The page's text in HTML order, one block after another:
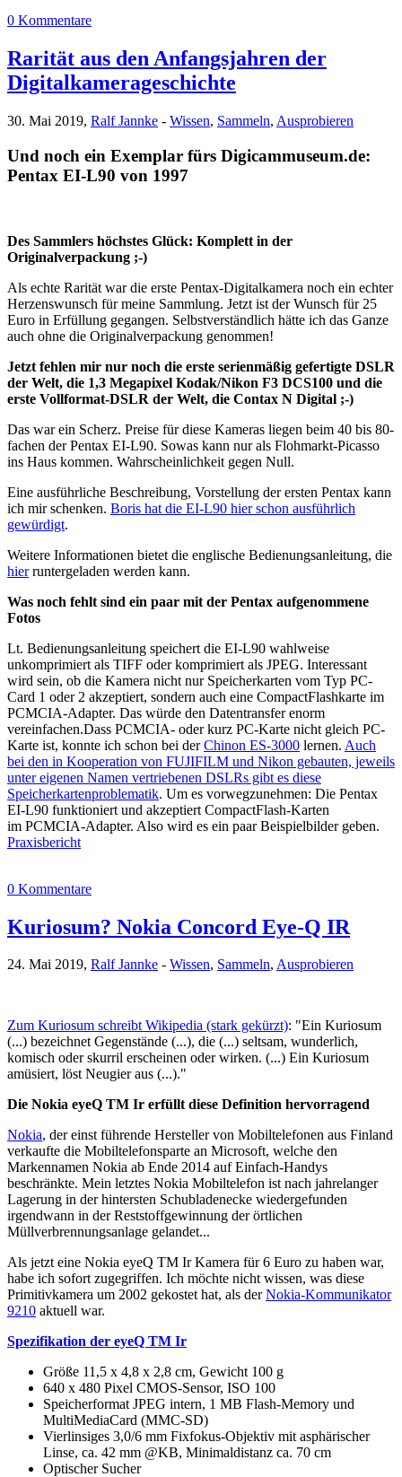
0 Kommentare
Rarität aus den Anfangsjahren der
Digitalkamerageschichte
30. Mai 2019, Ralf Jannke - Wissen, Sammeln, Ausprobieren
Und noch ein Exemplar fürs Digicammuseum.de:
Pentax EI-L90 von 1997
Des Sammlers höchstes Glück: Komplett in der
Originalverpackung ;-)
Als echte Rarität war die erste Pentax-Digitalkamera noch ein echter
Herzenswunsch für meine Sammlung. Jetzt ist der Wunsch für 25
Euro in Erfüllung gegangen. Selbstverständlich hätte ich das Ganze
auch ohne die Originalverpackung genommen!
Jetzt fehlen mir nur noch die erste serienmäßig gefertigte DSLR
der Welt, die 1,3 Megapixel Kodak/Nikon F3 DCS100 und die
erste Vollformat-DSLR der Welt, die Contax N Digital ;-)
Das war ein Scherz. Preise für diese Kameras liegen beim 40 bis 80-
fachen der Pentax EI-L90. Sowas kann nur als Flohmarkt-Picasso
ins Haus kommen. Wahrscheinlichkeit gegen Null.
Eine ausführliche Beschreibung, Vorstellung der ersten Pentax kann
ich mir schenken. Boris hat die EI-L90 hier schon ausführlich
gewürdigt.
Weitere Informationen bietet die englische Bedienungsanleitung, die
hierruntergeladen werden kann.
Was noch fehlt sind ein paar mit der Pentax aufgenommene
Fotos
Lt. Bedienungsanleitung speichert die EI-L90 wahlweise
unkomprimiert als TIFF oder komprimiert als JPEG. Interessant
wird sein, ob die Kamera nicht nur Speicherkarten vom Typ PC-
Card 1 oder 2 akzeptiert, sondern auch eine CompactFlashkarte im
PCMCIA-Adapter. Das würde den Datentransfer enorm
vereinfachen.Dass PCMCIA- oder kurz PC-Karte nicht gleich PC-
Karte ist, konnte ich schon bei derChinon ES-3000 lernen. Auch
bei den in Kooperation von FUJIFILM und Nikon gebauten, jeweils
unter eigenen Namen vertriebenen DSLRs gibt es diese
Speicherkartenproblematik. Um es vorwegzunehmen: Die Pentax
EI-L90 funktioniert und akzeptiert CompactFlash-Karten
im PCMCIA-Adapter. Also wird es ein paar Beispielbilder geben.
Praxisbericht
0 Kommentare
Kuriosum? Nokia Concord Eye-Q IR
24. Mai 2019, Ralf Jannke - Wissen, Sammeln, Ausprobieren
Zum Kuriosum schreibt Wikipedia (stark gekürzt): "Ein Kuriosum
(...) bezeichnet Gegenstände (...), die (...) seltsam, wunderlich,
komisch oder skurril erscheinen oder wirken. (...) Ein Kuriosum
amüsiert, löst Neugier aus (...)."
Die Nokia eyeQ TM Ir erfüllt diese Definition hervorragend
Nokia, der einst führende Hersteller von Mobiltelefonen aus Finland
verkaufte die Mobiltelefonsparte an Microsoft, welche den
Markennamen Nokia ab Ende 2014 auf Einfach-Handys
beschränkte. Mein letztes Nokia Mobiltelefon ist nach jahrelanger
Lagerung in der hintersten Schubladenecke wiedergefunden
irgendwann in der Reststoffgewinnung der örtlichen
Müllverbrennungsanlage gelandet...
Als jetzt eine Nokia eyeQ TM Ir Kamera für 6 Euro zu haben war,
habe ich sofort zugegriffen. Ich möchte nicht wissen, was diese
Primitivkamera um 2002 gekostet hat, als derNokia-Kommunikator
9210 aktuell war.
Spezifikation der eyeQ TM Ir
Größe 11,5 x 4,8 x 2,8 cm, Gewicht 100 g
640 x 480 Pixel CMOS-Sensor, ISO 100
Speicherformat JPEG intern, 1 MB Flash-Memory und
MultiMediaCard (MMC-SD)
Vierlinsiges 3,0/6 mm Fixfokus-Objektiv mit asphärischer
Linse, ca. 42 mm @KB, Minimaldistanz ca. 70 cm
Optischer Sucher